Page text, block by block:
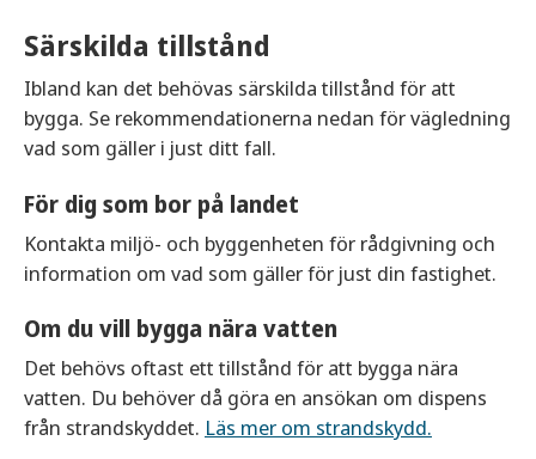
fritidshus.
Om du bor i ett en- eller tvåbostadshus eller har
ett fritidshus får du bygga en eller flera byggnader
utan bygglov. De får sammanlagt inte vara större
får de inte byggas ihop med någon annan
byggnad på tomten. De får högst vara 3 meter till
nock och ska placeras 4,5 meter från tomtgränser.
gata, väg eller park än 4,5 meter.
Byggnaden kan byggas närmare tomtgräns än 4,5
meter men då behöver du fråga grannarna. Om
grannarna inte godkänner placeringen kan du i
Det innebär att det måste finnas ett bostads- eller
fritidshus i nära anslutning för att få bygga ett
Attefallshus. Ett Attefallshus får byggas som en
carport, växthus, förråd, gäststuga med mera. Om
du vill använda Attefallshuset som
hudvårdssalong, frisersalong, kiosk eller annan
verksamhet behöver du söka bygglov.
För att få bygga utan bygglov får Attefallshuset
tomten. De får högst vara 4 meter till nock och
ska placeras 4,5 meter från tomtgränsen. Även om
det inte kräver bygglov är det inte fritt fram utan
du behöver i stället lämna in en anmälan.
Särskilda tillstånd
Ibland kan det behövas särskilda tillstånd för att
bygga. Se rekommendationerna nedan för vägledning
vad som gäller i just ditt fall.
För dig som bor på landet
Kontakta miljö- och byggenheten för rådgivning och
information om vad som gäller för just din fastighet.
Om du vill bygga nära vatten
Det behövs oftast ett tillstånd för att bygga nära
vatten. Du behöver då göra en ansökan om dispens
från strandskyddet. Läs mer om strandskydd.